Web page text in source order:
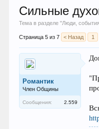
Сильные
Тема в разделе "Люди,
Страница 5 из 7 < Назад 1
Романтик
Член Общины
Сообщения: 2.559